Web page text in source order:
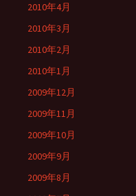
2010年4月
2010年3月
2010年2月
2010年1月
2009年12月
2009年11月
2009年10月
2009年9月
2009年8月